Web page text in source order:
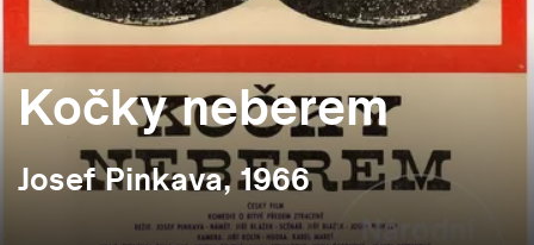
Kočky neberem
Josef Pinkava, 1966